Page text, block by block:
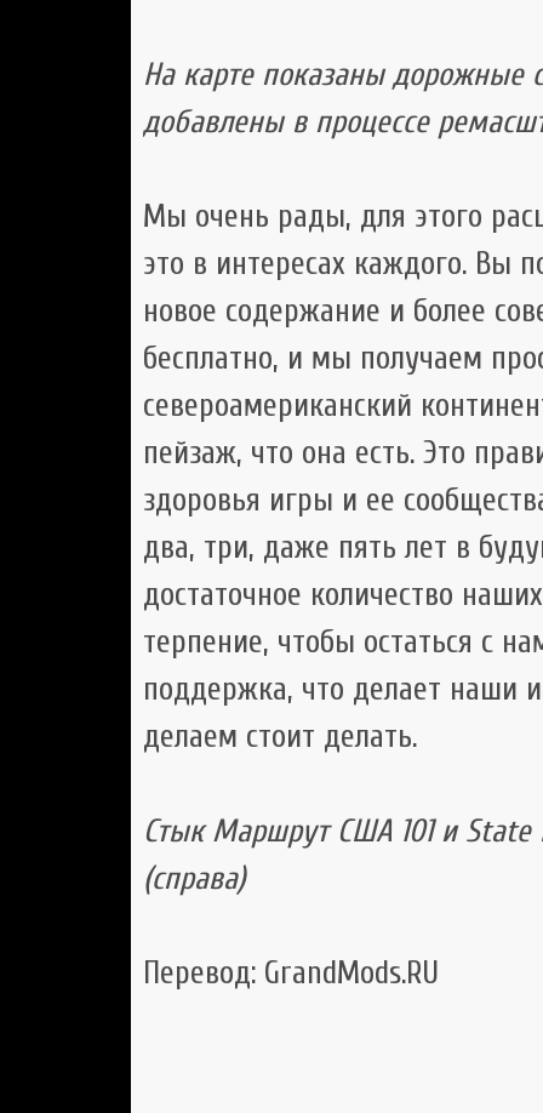
На карте показаны дорожные
добавлены в процессе
Мы очень рады, для этого
это в интересах каждого. Вы
новое содержание и более
бесплатно, и мы получаем
североамериканский
пейзаж, что она есть. Это
здоровья игры и ее
два, три, даже пять лет в
достаточное количество
терпение, чтобы остаться с
поддержка, что делает наши
делаем стоит делать.
Стык Маршрут США 101 и State
(справа)
Перевод: GrandMods.RU